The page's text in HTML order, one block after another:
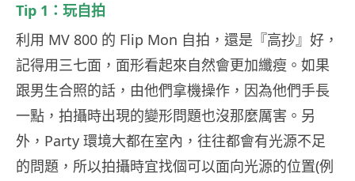
Tip 1：玩自拍
利用 MV 800 的 Flip Mon 自拍，還是『高抄』好，
記得用三七面，面形看起來自然會更加纖瘦。如果
跟男生合照的話，由他們拿機操作，因為他們手長
一點，拍攝時出現的變形問題也沒那麼厲害。另
外，Party 環境大都在室內，往往都會有光源不足
的問題，所以拍攝時宜找個可以面向光源的位置(例